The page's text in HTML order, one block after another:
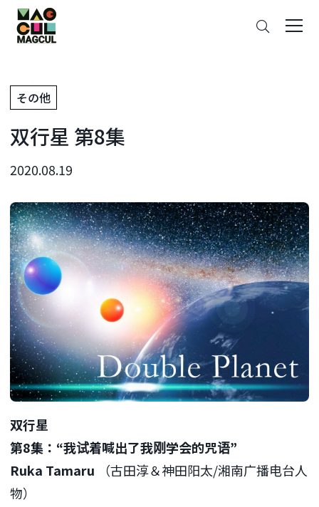
ン
テ
ン
に
ス
キ
ッ
プ
その他
双行星 第8集
2020.08.19
双行星
第8集：“我试着喊出了我刚学会的咒语”
Ruka Tamaru （古田淳＆神田阳太/湘南广播电台人
物）